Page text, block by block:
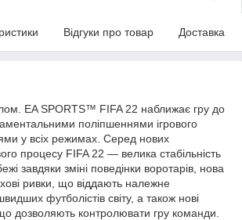
Відгуки про товар Доставка
EA SPORTS™ FIFA 22 наближає гру до
поліпшеннями ігрового
у всіх режимах. Серед нових
процесу FIFA 22 — велика стабільність
завдяки зміні поведінки воротарів, нова
ривки, що віддають належне
футболістів світу, а також нові
дозволяють контролювати гру команди.